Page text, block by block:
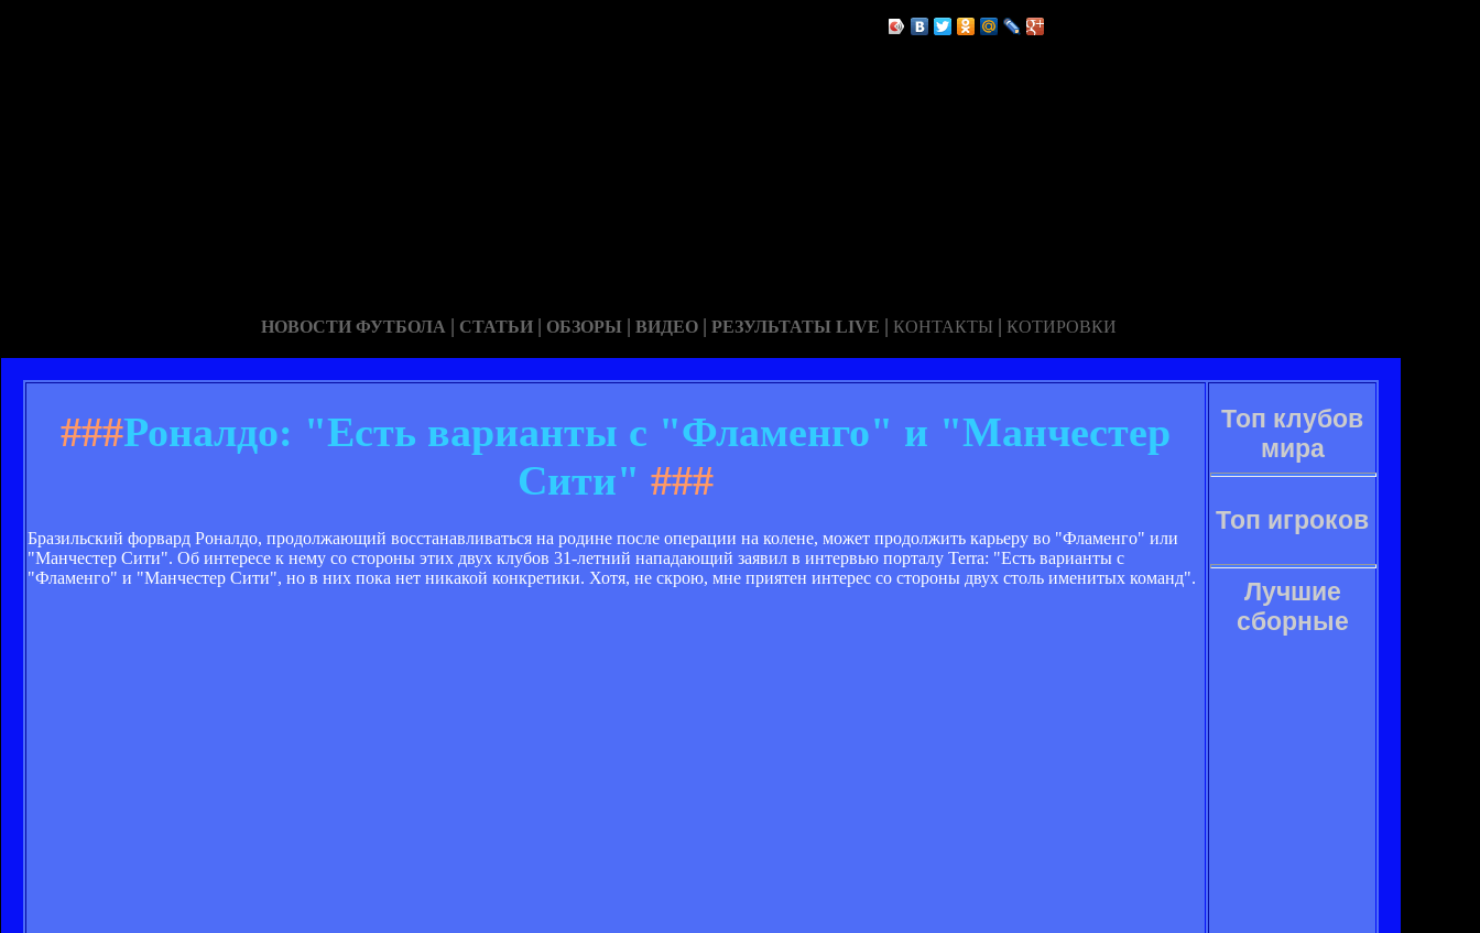
НОВОСТИ ФУТБОЛА | СТАТЬИ | ОБЗОРЫ | ВИДЕО | РЕЗУЛЬТАТЫ LIVE | КОНТАКТЫ | КОТИРОВКИ
###Роналдо: "Есть варианты с "Фламенго" и "Манчестер
Сити" ###
Бразильский форвард Роналдо, продолжающий восстанавливаться на родине после операции на колене, может продолжить карьеру во "Фламенго" или
"Манчестер Сити". Об интересе к нему со стороны этих двух клубов 31-летний нападающий заявил в интервью порталу Terra: "Есть варианты с
"Фламенго" и "Манчестер Сити", но в них пока нет никакой конкретики. Хотя, не скрою, мне приятен интерес со стороны двух столь именитых команд".
Топ клубов
мира
Топ игроков
Лучшие
сборные